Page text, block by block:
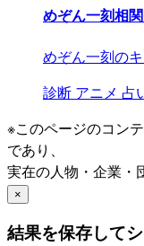
めぞん一刻相
めぞん一刻の
診断 アニメ 占
※このページのコン
であり、
実在の人物・企業・
×
結果を保存してシ